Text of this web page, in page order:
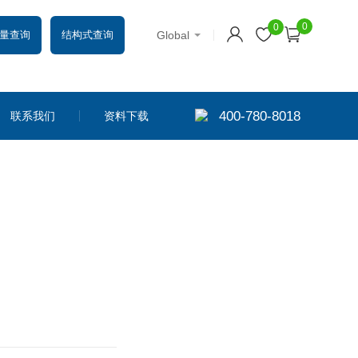
查询 结构式查询 Global
0 0
联系我们 资料下载 400-780-8018